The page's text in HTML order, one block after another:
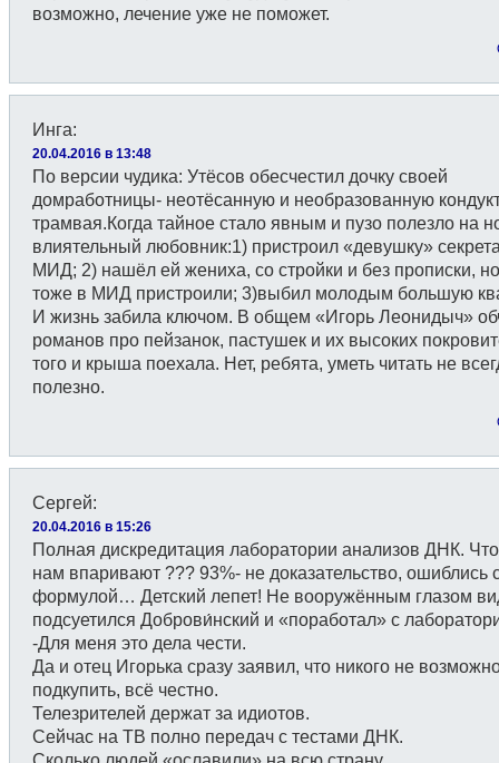
возможно, лечение уже не поможет.
Инга:
20.04.2016 в 13:48
По версии чудика: Утёсов обесчестил дочку своей
домработницы- неотёсанную и необразованную
трамвая.Когда тайное стало явным и пузо полезло на
влиятельный любовник:1) пристроил «девушку»
МИД; 2) нашёл ей жениха, со стройки и без прописки,
тоже в МИД пристроили; 3)выбил молодым большую
И жизнь забила ключом. В общем «Игорь Леонидыч»
романов про пейзанок, пастушек и их высоких
того и крыша поехала. Нет, ребята, уметь читать не
полезно.
Сергей:
20.04.2016 в 15:26
Полная дискредитация лаборатории анализов ДНК.
нам впаривают ??? 93%- не доказательство, ошиблись
формулой… Детский лепет! Не вооружённым глазом
подсуетился Доброви́нский и «поработал» с
-Для меня это дела чести.
Да и отец Игорька сразу заявил, что никого не
подкупить, всё честно.
Телезрителей держат за идиотов.
Сейчас на ТВ полно передач с тестами ДНК.